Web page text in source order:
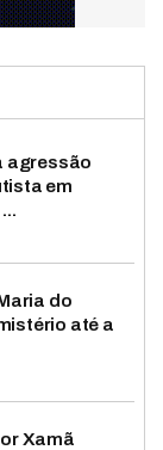
agressão
em
do
até a
Xamã